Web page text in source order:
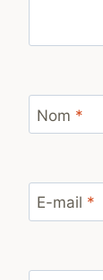
Nom *
E-mail *